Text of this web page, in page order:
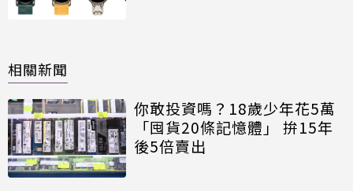
相關新聞
你敢投資嗎？18歲少年花5萬
「囤貨20條記憶體」 拚15年
後5倍賣出